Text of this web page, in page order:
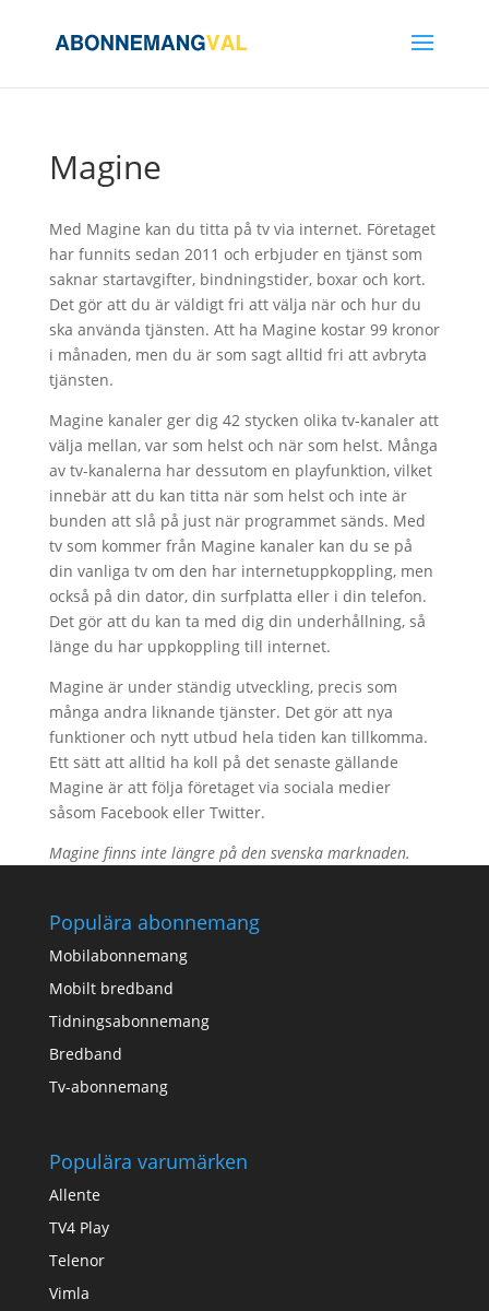
Magine
Med Magine kan du titta på tv via internet. Företaget
har funnits sedan 2011 och erbjuder en tjänst som
saknar startavgifter, bindningstider, boxar och kort.
Det gör att du är väldigt fri att välja när och hur du
ska använda tjänsten. Att ha Magine kostar 99 kronor
i månaden, men du är som sagt alltid fri att avbryta
tjänsten.
Magine kanaler ger dig 42 stycken olika tv-kanaler att
välja mellan, var som helst och när som helst. Många
av tv-kanalerna har dessutom en playfunktion, vilket
innebär att du kan titta när som helst och inte är
bunden att slå på just när programmet sänds. Med
tv som kommer från Magine kanaler kan du se på
din vanliga tv om den har internetuppkoppling, men
också på din dator, din surfplatta eller i din telefon.
Det gör att du kan ta med dig din underhållning, så
länge du har uppkoppling till internet.
Magine är under ständig utveckling, precis som
många andra liknande tjänster. Det gör att nya
funktioner och nytt utbud hela tiden kan tillkomma.
Ett sätt att alltid ha koll på det senaste gällande
Magine är att följa företaget via sociala medier
såsom Facebook eller Twitter.
Magine finns inte längre på den svenska marknaden.
Populära abonnemang
Mobilabonnemang
Mobilt bredband
Tidningsabonnemang
Bredband
Tv-abonnemang
Populära varumärken
Allente
TV4 Play
Telenor
Vimla